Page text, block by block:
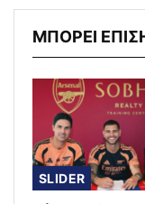
ΜΠΟΡΕΙ
SLIDER